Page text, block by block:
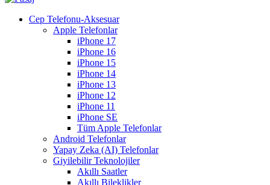
Cep Telefonu-Aksesuar
Apple Telefonlar
iPhone 17
iPhone 16
iPhone 15
iPhone 14
iPhone 13
iPhone 12
iPhone 11
iPhone SE
Tüm Apple Telefonlar
Android Telefonlar
Yapay Zeka (AI) Telefonlar
Giyilebilir Teknolojiler
Akıllı Saatler
Akıllı Bileklikler